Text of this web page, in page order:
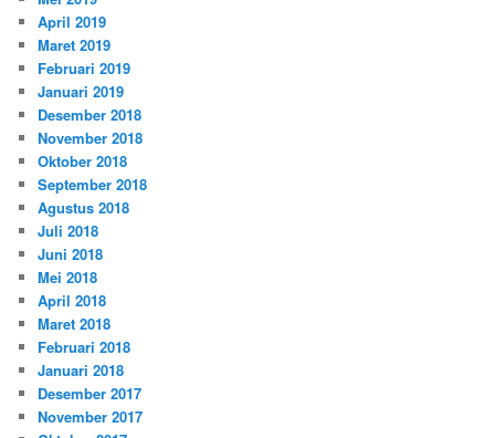
April 2019
Maret 2019
Februari 2019
Januari 2019
Desember 2018
November 2018
Oktober 2018
September 2018
Agustus 2018
Juli 2018
Juni 2018
Mei 2018
April 2018
Maret 2018
Februari 2018
Januari 2018
Desember 2017
November 2017